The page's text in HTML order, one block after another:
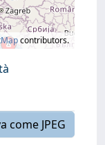
contributors.
come JPEG